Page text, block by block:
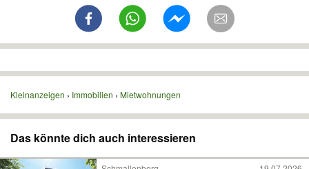
Kleinanzeigen Immobilien Mietwohnungen
Das könnte dich auch interessieren